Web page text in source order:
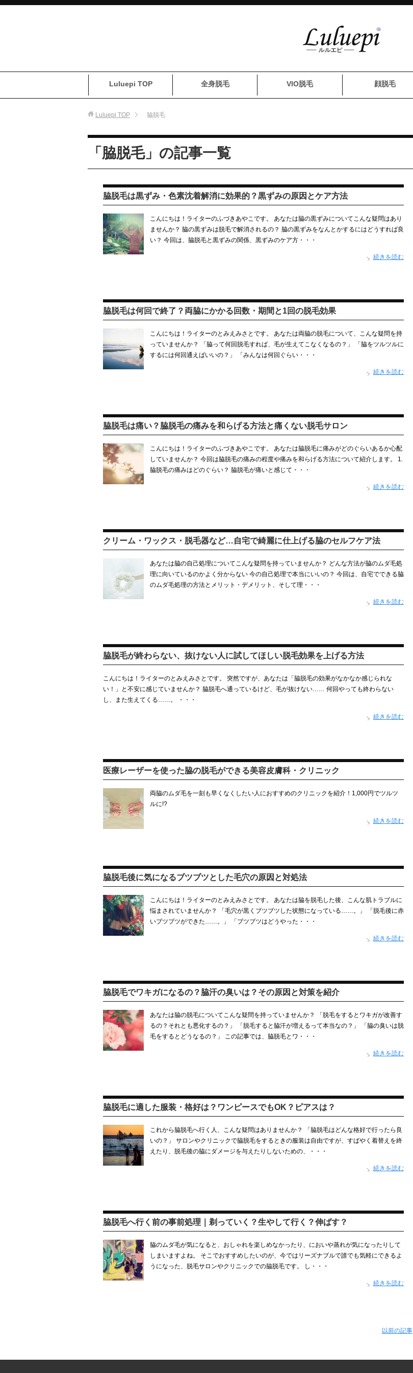
Luluepi TOP 全身脱毛 VIO脱毛 顔脱毛
Luluepi TOP 脇脱毛
「脇脱毛」の記事一覧
脇脱毛は黒ずみ・色素沈着解消に効果的？黒ずみの原因とケア方法
こんにちは！ライターのふづきあやこです。 あなたは脇の黒ずみについてこんな疑問はあり
ませんか？ 脇の黒ずみは脱毛で解消されるの？ 脇の黒ずみをなんとかするにはどうすれば良
い？ 今回は、脇脱毛と黒ずみの関係、黒ずみのケア方・・・
続きを読む
脇脱毛は何回で終了？両脇にかかる回数・期間と1回の脱毛効果
こんにちは！ライターのとみえみさとです。 あなたは両脇の脱毛について、こんな疑問を持
っていませんか？ 「脇って何回脱毛すれば、毛が生えてこなくなるの？」 「脇をツルツルに
するには何回通えばいいの？」 「みんなは何回ぐらい・・・
続きを読む
脇脱毛は痛い？脇脱毛の痛みを和らげる方法と痛くない脱毛サロン
こんにちは！ライターのふづきあやこです。 あなたは脇脱毛に痛みがどのぐらいあるか心配
していませんか？ 今回は脇脱毛の痛みの程度や痛みを和らげる方法について紹介します。 1.
脇脱毛の痛みはどのぐらい？ 脇脱毛が痛いと感じて・・・
続きを読む
クリーム・ワックス・脱毛器など…自宅で綺麗に仕上げる脇のセルフケア法
あなたは脇の自己処理についてこんな疑問を持っていませんか？ どんな方法が脇のムダ毛処
理に向いているのかよく分からない 今の自己処理で本当にいいの？ 今回は、自宅でできる脇
のムダ毛処理の方法とメリット・デメリット、そして理・・・
続きを読む
脇脱毛が終わらない、抜けない人に試してほしい脱毛効果を上げる方法
こんにちは！ライターのとみえみさとです。 突然ですが、あなたは「脇脱毛の効果がなかなか感じられな
い！」と不安に感じていませんか？ 脇脱毛へ通っているけど、毛が抜けない…… 何回やっても終わらない
し、また生えてくる……。 ・・・
続きを読む
医療レーザーを使った脇の脱毛ができる美容皮膚科・クリニック
両脇のムダ毛を一刻も早くなくしたい人におすすめのクリニックを紹介！1,000円でツルツ
ルに!?
続きを読む
脇脱毛後に気になるブツブツとした毛穴の原因と対処法
こんにちは！ライターのとみえみさとです。 あなたは脇を脱毛した後、こんな肌トラブルに
悩まされていませんか？ 「毛穴が黒くブツブツした状態になっている……。」 「脱毛後に赤
いブツブツができた……。」 「ブツブツはどうやった・・・
続きを読む
脇脱毛でワキガになるの？脇汗の臭いは？その原因と対策を紹介
あなたは脇の脱毛についてこんな疑問を持っていませんか？ 「脱毛をするとワキガが改善す
るの？それとも悪化するの？」 「脱毛すると脇汗が増えるって本当なの？」 「脇の臭いは脱
毛をするとどうなるの？」 この記事では、脇脱毛とワ・・・
続きを読む
脇脱毛に適した服装・格好は？ワンピースでもOK？ピアスは？
これから脇脱毛へ行く人、こんな疑問はありませんか？ 「脇脱毛はどんな格好で行ったら良
いの？」 サロンやクリニックで脇脱毛をするときの服装は自由ですが、すばやく着替えを終
えたり、脱毛後の脇にダメージを与えたりしないための、・・・
続きを読む
脇脱毛へ行く前の事前処理｜剃っていく？生やして行く？伸ばす？
脇のムダ毛が気になると、おしゃれを楽しめなかったり、においや蒸れが気になったりして
しまいますよね。 そこでおすすめしたいのが、今ではリーズナブルで誰でも気軽にできるよ
うになった、脱毛サロンやクリニックでの脇脱毛です。 し・・・
続きを読む
以前の記事